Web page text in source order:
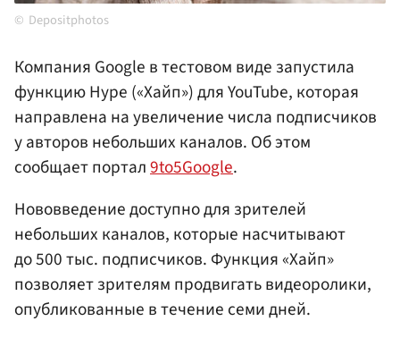
Depositphotos
Компания Google в тестовом виде запустила
функцию Hype («Хайп») для YouTube, которая
направлена на увеличение числа подписчиков
у авторов небольших каналов. Об этом
сообщает портал9to5Google.
Нововведение доступно для зрителей
небольших каналов, которые насчитывают
до 500 тыс. подписчиков. Функция «Хайп»
позволяет зрителям продвигать видеоролики,
опубликованные в течение семи дней.